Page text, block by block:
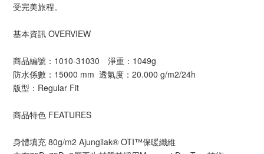
受完美旅程。
基本資訊 OVERVIEW
商品編號：1010-31030 淨重：1049g
防水係數：15000 mm 透氣度：20.000 g/m2/24h
版型：Regular Fit
商品特色 FEATURES
身體填充 80g/m2 Ajungilak® OTI™保暖纖維